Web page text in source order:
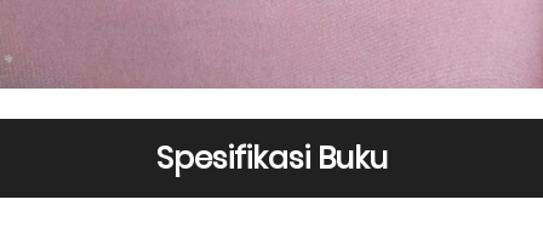
Spesifikasi Buku